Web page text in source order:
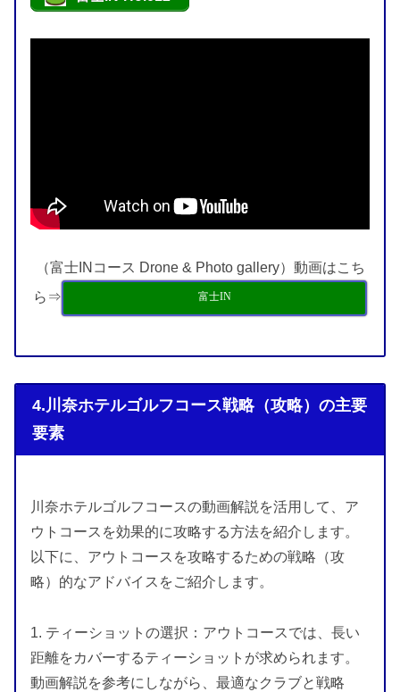
（富士INコース Drone & Photo gallery）動画はこち
ら⇒
富士IN
4.川奈ホテルゴルフコース戦略（攻略）の主要
要素
川奈ホテルゴルフコースの動画解説を活用して、ア
ウトコースを効果的に攻略する方法を紹介します。
以下に、アウトコースを攻略するための戦略（攻
略）的なアドバイスをご紹介します。
1. ティーショットの選択：アウトコースでは、長い
距離をカバーするティーショットが求められます。
動画解説を参考にしながら、最適なクラブと戦略